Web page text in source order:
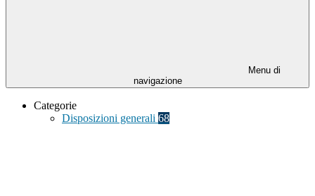
Menu di
navigazione
Categorie
Disposizioni generali 68